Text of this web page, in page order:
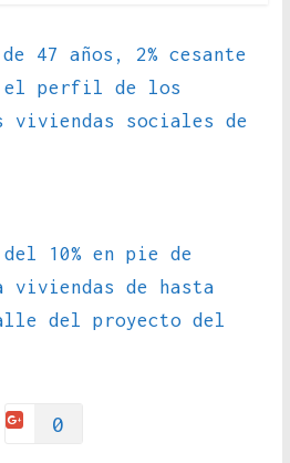
47 años, 2% cesante
el perfil de los
viviendas sociales de
10% en pie de
viviendas de hasta
del proyecto del
0